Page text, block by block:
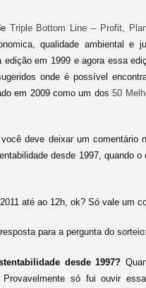
Triple Bottom Line – Profit,
qualidade ambiental e
em 1999 e agora essa
onde é possível
em 2009 como um dos50
deve deixar um comentário
desde 1997, quando
até ao 12h, ok? Só vale um
para a pergunta do
desde 1997?
Provavelmente só fui ouvir